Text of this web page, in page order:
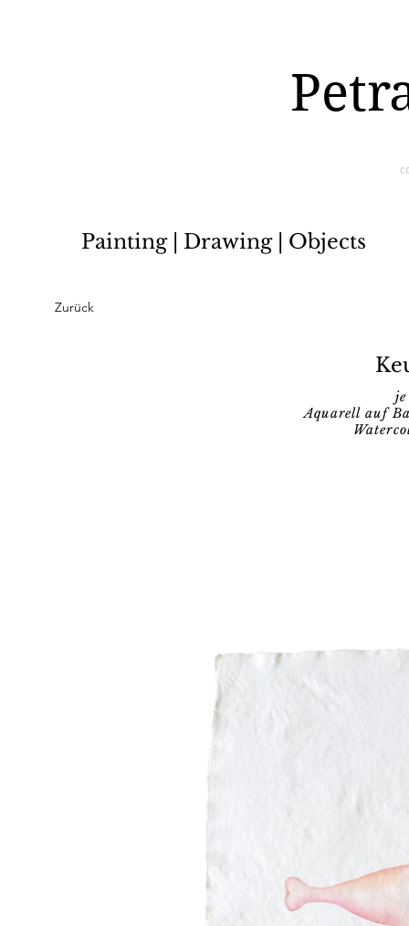
Painting | Drawing | Objects
Zurück
Aquarell auf